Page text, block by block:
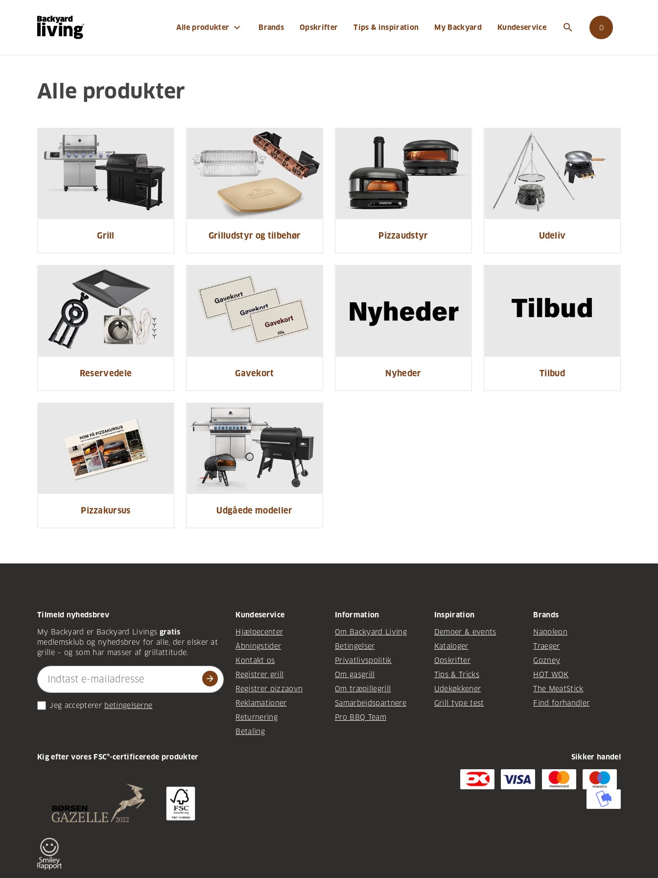
Alle produkter expand_more Brands Opskrifter Tips & inspiration My Backyard Kundeservice search 0
Alle produkter
Grill Grilludstyr og tilbehør Pizzaudstyr Udeliv
Reservedele Gavekort Nyheder Tilbud
Pizzakursus Udgåede modeller
Tilmeld nyhedsbrev
My Backyard er Backyard Livings gratis
medlemsklub og nyhedsbrev for alle, der elsker at
grille – og som har masser af grillattitude.
arrow_forward
Jeg accepterer betingelserne
Kundeservice
Hjælpecenter
Åbningstider
Kontakt os
Registrer grill
Registrer pizzaovn
Reklamationer
Returnering
Betaling
Information
Om Backyard Living
Betingelser
Privatlivspolitik
Om gasgrill
Om træpillegrill
Samarbejdspartnere
Pro BBQ Team
Inspiration
Demoer & events
Kataloger
Opskrifter
Tips & Tricks
Udekøkkener
Grill type test
Brands
Napoleon
Traeger
Gozney
HOT WOK
The MeatStick
Find forhandler
Kig efter vores FSC®-certificerede produkter Sikker handel